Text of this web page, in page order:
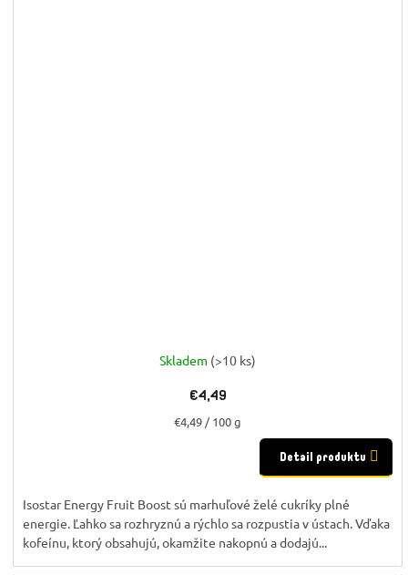
Skladem (>10 ks)
€4,49
Jednotková
€4,49 / 100 g
Detail produktu
Isostar Energy Fruit Boost sú marhuľové želé cukríky plné
energie. Ľahko sa rozhryznú a rýchlo sa rozpustia v ústach. Vďaka
kofeínu, ktorý obsahujú, okamžite nakopnú a dodajú...